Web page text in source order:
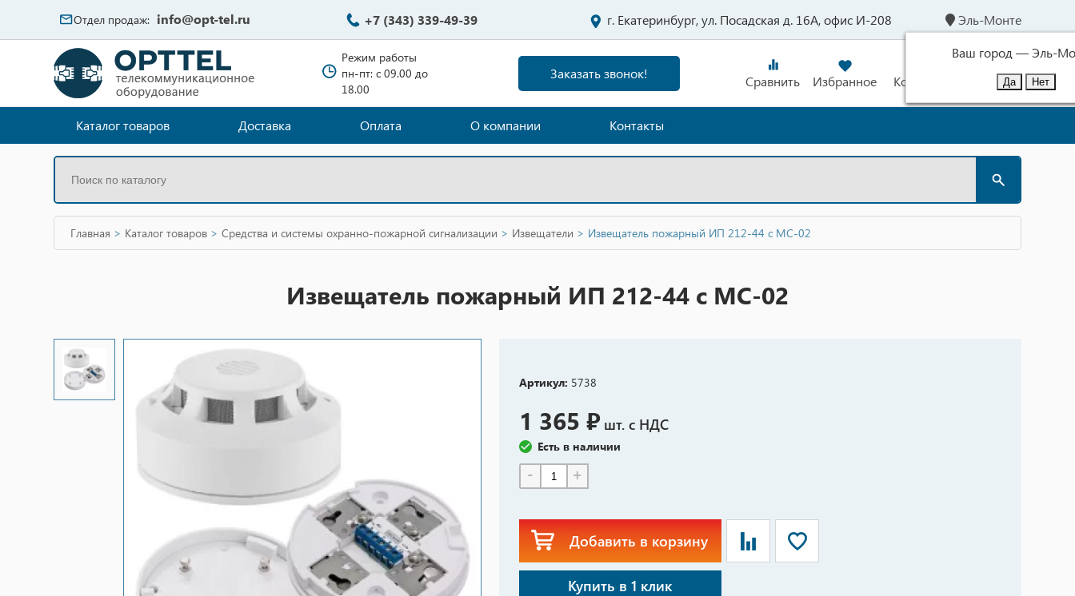
Отдел продаж: info@opt-tel.ru +7 (343) 339-49-39 г. Екатеринбург, ул. Посадская д. 16А, офис И-208
Эль-Монте
Ваш город —Эль-
Режим работы
пн-пт: с 09.00 до
18.00
Заказать звонок! Сравнить Избранное Корзина Войти
Каталог товаров Доставка Оплата О компании Контакты
Главная > Каталог товаров > Средства и системы охранно-пожарной сигнализации > Извещатели > Извещатель пожарный ИП 212-44 с МС-02
Извещатель пожарный ИП 212-44 с МС-02
Артикул: 5738
1 365 ₽ шт. с НДС
Есть в наличии
- +
Добавить в корзину
Купить в 1 клик